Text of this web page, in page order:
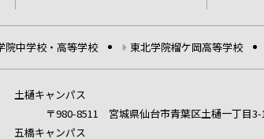
院中学校・高等学校 東北学院榴ケ岡高等学校
土樋キャンパス
〒980-8511 宮城県仙台市青葉区土樋一丁目3-1
五橋キャンパス